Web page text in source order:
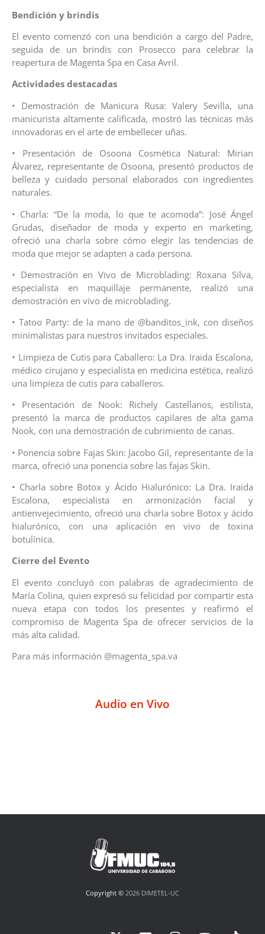
Bendición y brindis
El evento comenzó con una bendición a cargo del Padre,
seguida de un brindis con Prosecco para celebrar la
reapertura de Magenta Spa en Casa Avril.
Actividades destacadas
• Demostración de Manicura Rusa: Valery Sevilla, una
manicurista altamente calificada, mostró las técnicas más
innovadoras en el arte de embellecer uñas.
• Presentación de Osoona Cosmética Natural: Mirian
Álvarez, representante de Osoona, presentó productos de
belleza y cuidado personal elaborados con ingredientes
naturales.
• Charla: “De la moda, lo que te acomoda”: José Ángel
Grudas, diseñador de moda y experto en marketing,
ofreció una charla sobre cómo elegir las tendencias de
moda que mejor se adapten a cada persona.
• Demostración en Vivo de Microblading: Roxana Silva,
especialista en maquillaje permanente, realizó una
demostración en vivo de microblading.
• Tatoo Party: de la mano de @banditos_ink, con diseños
minimalistas para nuestros invitados especiales.
• Limpieza de Cutis para Caballero: La Dra. Iraida Escalona,
médico cirujano y especialista en medicina estética, realizó
una limpieza de cutis para caballeros.
• Presentación de Nook: Richely Castellanos, estilista,
presentó la marca de productos capilares de alta gama
Nook, con una demostración de cubrimiento de canas.
• Ponencia sobre Fajas Skin: Jacobo Gil, representante de la
marca, ofreció una ponencia sobre las fajas Skin.
• Charla sobre Botox y Ácido Hialurónico: La Dra. Iraida
Escalona, especialista en armonización facial y
antienvejecimiento, ofreció una charla sobre Botox y ácido
hialurónico, con una aplicación en vivo de toxina
botulínica.
Cierre del Evento
El evento concluyó con palabras de agradecimiento de
María Colina, quien expresó su felicidad por compartir esta
nueva etapa con todos los presentes y reafirmó el
compromiso de Magenta Spa de ofrecer servicios de la
más alta calidad.
Para más información @magenta_spa.va
Audio en Vivo
Copyright © 2026 DIMETEL-UC